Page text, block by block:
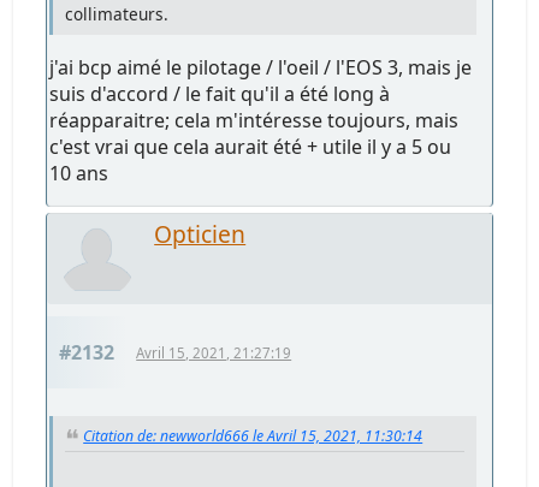
collimateurs.
j'ai bcp aimé le pilotage / l'oeil / l'EOS 3, mais je
suis d'accord / le fait qu'il a été long à
réapparaitre; cela m'intéresse toujours, mais
c'est vrai que cela aurait été + utile il y a 5 ou
10 ans
Opticien
#2132 Avril 15, 2021, 21:27:19
Citation de: newworld666 le Avril 15, 2021, 11:30:14